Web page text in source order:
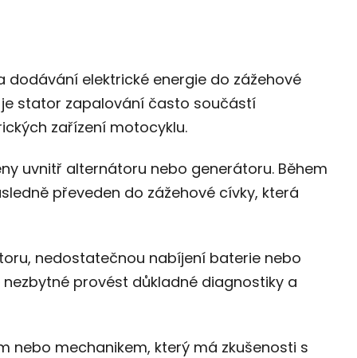
elektrické energie do zážehové
stator zapalování často součástí
zařízení motocyklu.
uvnitř alternátoru nebo generátoru. Během
převeden do zážehové cívky, která
nedostatečnou nabíjení baterie nebo
provést důkladné diagnostiky a
nebo mechanikem, který má zkušenosti s